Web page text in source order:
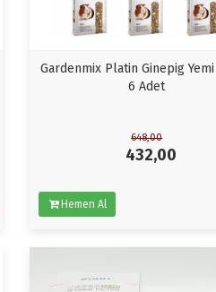
Gardenmix Platin Ginepig
6 Adet
648,00
432,00
Hemen Al